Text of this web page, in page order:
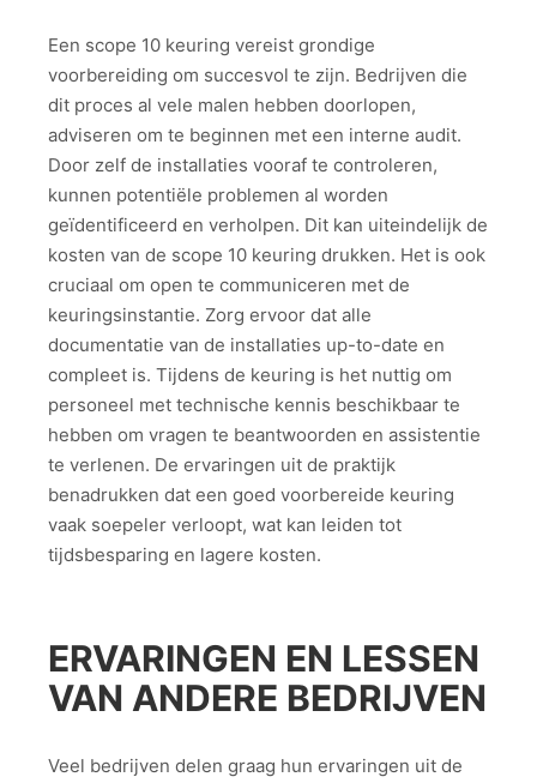
Een scope 10 keuring vereist grondige
voorbereiding om succesvol te zijn. Bedrijven die
dit proces al vele malen hebben doorlopen,
adviseren om te beginnen met een interne audit.
Door zelf de installaties vooraf te controleren,
kunnen potentiële problemen al worden
geïdentificeerd en verholpen. Dit kan uiteindelijk de
kosten van de scope 10 keuring drukken. Het is ook
cruciaal om open te communiceren met de
keuringsinstantie. Zorg ervoor dat alle
documentatie van de installaties up-to-date en
compleet is. Tijdens de keuring is het nuttig om
personeel met technische kennis beschikbaar te
hebben om vragen te beantwoorden en assistentie
te verlenen. De ervaringen uit de praktijk
benadrukken dat een goed voorbereide keuring
vaak soepeler verloopt, wat kan leiden tot
tijdsbesparing en lagere kosten.
ERVARINGEN EN LESSEN
VAN ANDERE BEDRIJVEN
Veel bedrijven delen graag hun ervaringen uit de